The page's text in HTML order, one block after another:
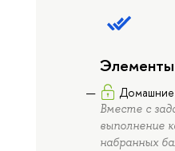
Домашние
Вместе с
выполнение
набранных